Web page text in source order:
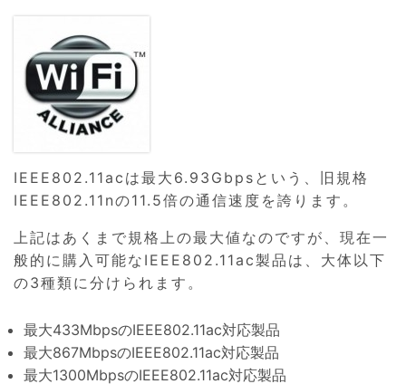
IEEE802.11acは最大6.93Gbpsという、旧規格
IEEE802.11nの11.5倍の通信速度を誇ります。
上記はあくまで規格上の最大値なのですが、現在一
般的に購入可能なIEEE802.11ac製品は、大体以下
の3種類に分けられます。
最大433MbpsのIEEE802.11ac対応製品
最大867MbpsのIEEE802.11ac対応製品
最大1300MbpsのIEEE802.11ac対応製品